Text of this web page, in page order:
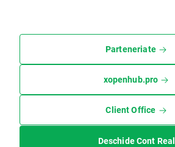
Parteneriate
xopenhub.pro
Client Office
Deschide Cont Real